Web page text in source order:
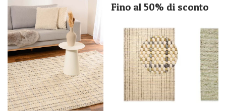
Fino al 50% di sconto